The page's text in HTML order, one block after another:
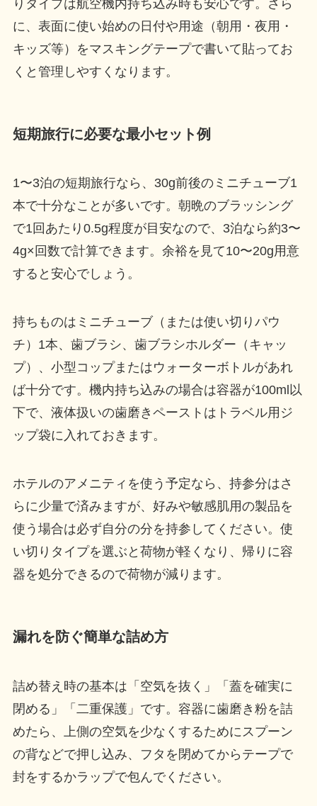
りタイプは航空機内持ち込み時も安心です。さら
に、表面に使い始めの日付や用途（朝用・夜用・
キッズ等）をマスキングテープで書いて貼ってお
くと管理しやすくなります。
短期旅行に必要な最小セット例
1〜3泊の短期旅行なら、30g前後のミニチューブ1
本で十分なことが多いです。朝晩のブラッシング
で1回あたり0.5g程度が目安なので、3泊なら約3〜
4g×回数で計算できます。余裕を見て10〜20g用意
すると安心でしょう。
持ちものはミニチューブ（または使い切りパウ
チ）1本、歯ブラシ、歯ブラシホルダー（キャッ
プ）、小型コップまたはウォーターボトルがあれ
ば十分です。機内持ち込みの場合は容器が100ml以
下で、液体扱いの歯磨きペーストはトラベル用ジ
ップ袋に入れておきます。
ホテルのアメニティを使う予定なら、持参分はさ
らに少量で済みますが、好みや敏感肌用の製品を
使う場合は必ず自分の分を持参してください。使
い切りタイプを選ぶと荷物が軽くなり、帰りに容
器を処分できるので荷物が減ります。
漏れを防ぐ簡単な詰め方
詰め替え時の基本は「空気を抜く」「蓋を確実に
閉める」「二重保護」です。容器に歯磨き粉を詰
めたら、上側の空気を少なくするためにスプーン
の背などで押し込み、フタを閉めてからテープで
封をするかラップで包んでください。